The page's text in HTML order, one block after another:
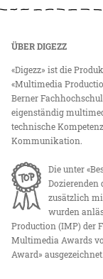
ÜBER DIGEZZ
«Digezz» ist die
«Multimedia
Berner
eigenständig
technische
Kommunikation.
Die unter
Dozierenden
zusätzlich
wurden
Production (IMP) der
Multimedia Awards
Award» ausgezeichnet.